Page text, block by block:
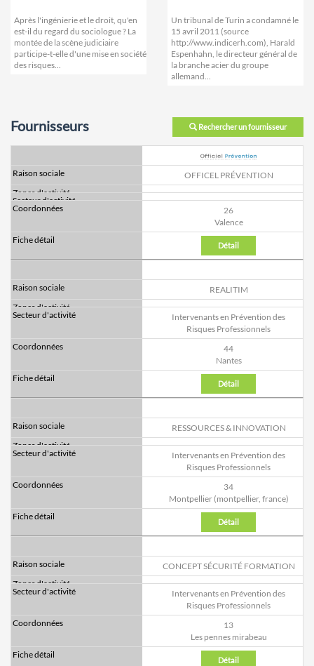
Après l'ingénierie et le droit, qu'en
est-il du regard du sociologue ? La
montée de la scène judiciaire
participe-t-elle d'une mise en société
des risques...
Un tribunal de Turin a condamné le
15 avril 2011 (source
http://www.indicerh.com), Harald
Espenhahn, le directeur général de
la branche acier du groupe
allemand...
Rechercher un fournisseur
Fournisseurs
OFFICEL PRÉVENTION
26
Valence
Détail
REALITIM
Intervenants en Prévention des
Risques Professionnels
44
Nantes
Détail
RESSOURCES & INNOVATION
Intervenants en Prévention des
Risques Professionnels
34
Montpellier (montpellier, france)
Détail
CONCEPT SÉCURITÉ FORMATION
Intervenants en Prévention des
Risques Professionnels
13
Les pennes mirabeau
Détail